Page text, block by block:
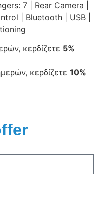
7 | Rear Camera |
| Bluetooth | USB |
κερδίζετε 5%
κερδίζετε 10%